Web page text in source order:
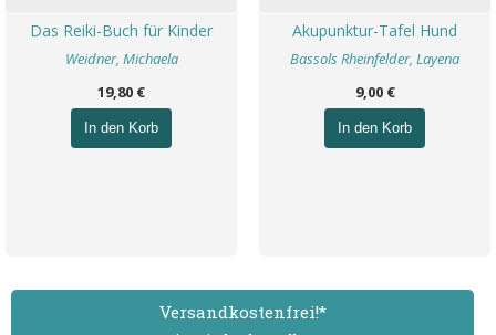
Das Reiki-Buch für Kinder
Weidner, Michaela
19,80 €
In den Korb
Akupunktur-Tafel Hund
Bassols Rheinfelder, Layena
9,00 €
In den Korb
Versand­kostenfrei!*